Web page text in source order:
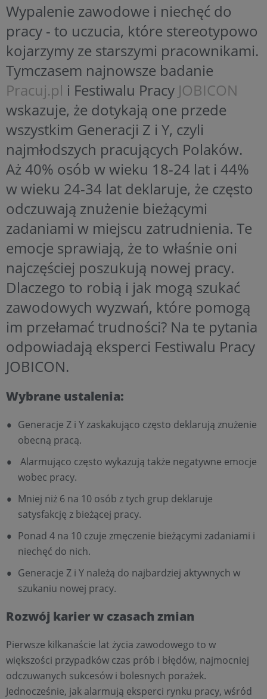
Wypalenie zawodowe i niechęć do
pracy - to uczucia, które stereotypowo
kojarzymy ze starszymi pracownikami.
Tymczasem najnowsze badanie
Pracuj.pl i Festiwalu Pracy JOBICON
wskazuje, że dotykają one przede
wszystkim Generacji Z i Y, czyli
najmłodszych pracujących Polaków.
Aż 40% osób w wieku 18-24 lat i 44%
w wieku 24-34 lat deklaruje, że często
odczuwają znużenie bieżącymi
zadaniami w miejscu zatrudnienia. Te
emocje sprawiają, że to właśnie oni
najczęściej poszukują nowej pracy.
Dlaczego to robią i jak mogą szukać
zawodowych wyzwań, które pomogą
im przełamać trudności? Na te pytania
odpowiadają eksperci Festiwalu Pracy
JOBICON.
Wybrane ustalenia:
Generacje Z i Y zaskakująco często deklarują znużenie
obecną pracą.
Alarmująco często wykazują także negatywne emocje
wobec pracy.
Mniej niż 6 na 10 osób z tych grup deklaruje
satysfakcję z bieżącej pracy.
Ponad 4 na 10 czuje zmęczenie bieżącymi zadaniami i
niechęć do nich.
Generacje Z i Y należą do najbardziej aktywnych w
szukaniu nowej pracy.
Rozwój karier w czasach zmian
Pierwsze kilkanaście lat życia zawodowego to w
większości przypadków czas prób i błędów, najmocniej
odczuwanych sukcesów i bolesnych porażek.
Jednocześnie, jak alarmują eksperci rynku pracy, wśród